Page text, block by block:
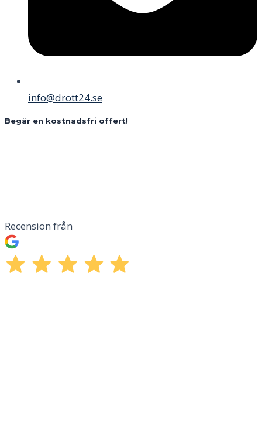
info@drott24.se
Begär en kostnadsfri offert!
Recension från